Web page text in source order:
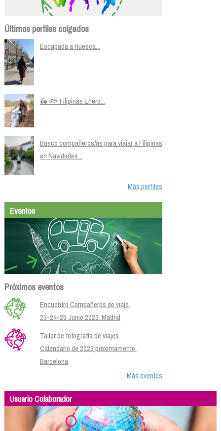
Últimos perfiles colgados
Escapada a Huesca...
🛵 🐟 Filipinas Enero...
Busco compañeros/as para viajar a Filipinas
en Navidades...
Más perfiles
Eventos
Próximos eventos
Encuentro Compañeros de viaje.
23-24-25 Junio 2023. Madrid
Taller de fotografía de viajes.
Calendario de 2023 próximamente.
Barcelona
Más eventos
Usuario Colaborador